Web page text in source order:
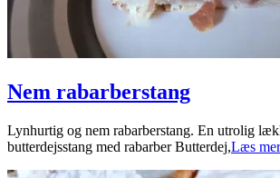
Nem rabarberstang
2026-
07-
Lynhurtig og nem rabarberstang. En utrolig
butterdejsstang med rabarber Butterdej,Læs